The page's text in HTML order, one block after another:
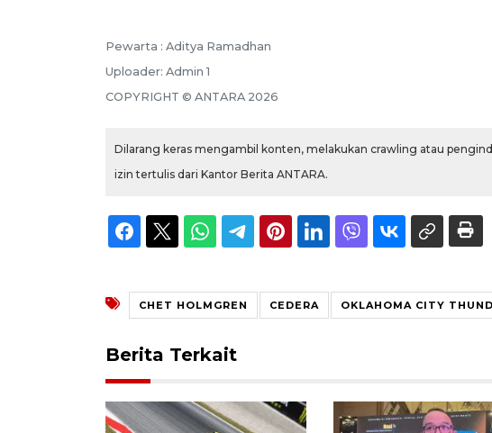
Pewarta : Aditya Ramadhan
Uploader: Admin 1
COPYRIGHT © ANTARA 2026
Dilarang keras mengambil konten, melakukan crawling atau
izin tertulis dari Kantor Berita ANTARA.
CHET HOLMGREN CEDERA OKLAHOMA CITY
Berita Terkait